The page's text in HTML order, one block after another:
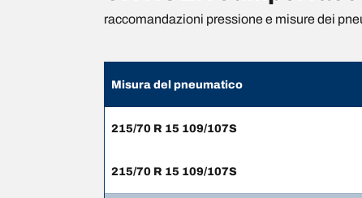
raccomandazioni pressione e misure dei
Misura del pneumatico
215/70 R 15 109/107S
215/70 R 15 109/107S